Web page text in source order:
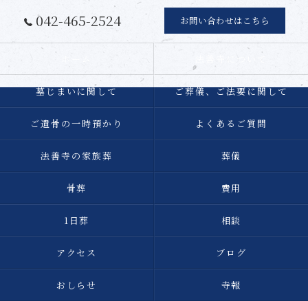
042-465-2524 お問い合わせはこちら
墓じまいに関して ご葬儀、ご法要に関して
ご遺骨の一時預かり よくあるご質問
法善寺の家族葬 葬儀
骨葬 費用
1日葬 相談
アクセス ブログ
おしらせ 寺報